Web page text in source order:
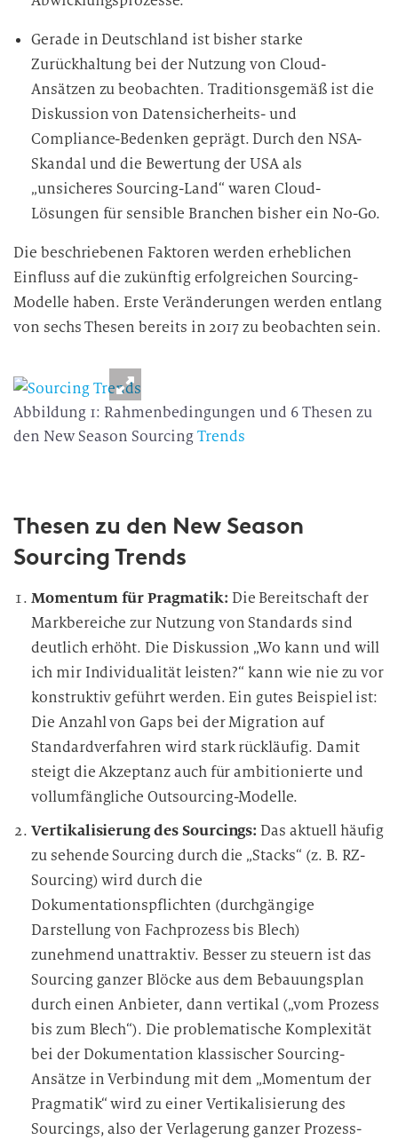
Gerade in Deutschland ist bisher starke
Zurückhaltung bei der Nutzung von Cloud-
Ansätzen zu beobachten. Traditionsgemäß ist die
Diskussion von Datensicherheits- und
Compliance-Bedenken geprägt. Durch den NSA-
Skandal und die Bewertung der USA als
„unsicheres Sourcing-Land“ waren Cloud-
Lösungen für sensible Branchen bisher ein No-Go.
Die beschriebenen Faktoren werden erheblichen
Einfluss auf die zukünftig erfolgreichen Sourcing-
Modelle haben. Erste Veränderungen werden entlang
von sechs Thesen bereits in 2017 zu beobachten sein.
Abbildung 1: Rahmenbedingungen und 6 Thesen zu
den New Season SourcingTrends
Thesen zu den New Season
Sourcing Trends
Momentum für Pragmatik: Die Bereitschaft der
Markbereiche zur Nutzung von Standards sind
deutlich erhöht. Die Diskussion „Wo kann und will
ich mir Individualität leisten?“ kann wie nie zu vor
konstruktiv geführt werden. Ein gutes Beispiel ist:
Die Anzahl von Gaps bei der Migration auf
Standardverfahren wird stark rückläufig. Damit
steigt die Akzeptanz auch für ambitionierte und
vollumfängliche Outsourcing-Modelle.
Vertikalisierung des Sourcings: Das aktuell häufig
zu sehende Sourcing durch die „Stacks“ (z. B. RZ-
Sourcing) wird durch die
Dokumentationspflichten (durchgängige
Darstellung von Fachprozess bis Blech)
zunehmend unattraktiv. Besser zu steuern ist das
Sourcing ganzer Blöcke aus dem Bebauungsplan
durch einen Anbieter, dann vertikal („vom Prozess
bis zum Blech“). Die problematische Komplexität
bei der Dokumentation klassischer Sourcing-
Ansätze in Verbindung mit dem „Momentum der
Pragmatik“ wird zu einer Vertikalisierung des
Sourcings, also der Verlagerung ganzer Prozess-